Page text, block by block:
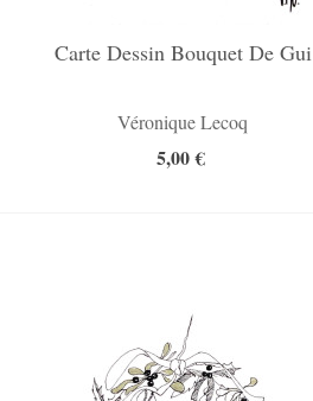
Carte Dessin Bouquet De Gui
Véronique Lecoq
5,00 €